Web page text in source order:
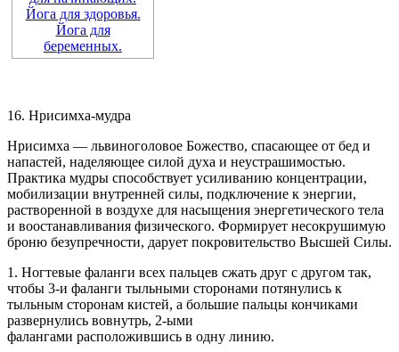
16. Нрисимха-мудра
Нрисимха — львиноголовое Божество, спасающее от бед и
напастей, наделяющее силой духа и неустрашимостью.
Практика мудры способствует усиливанию концентрации,
мобилизации внутренней силы, подключение к энергии,
растворенной в воздухе для насыщения энергетического тела
и воостанавливания физического. Формирует несокрушимую
броню безупречности, дарует покровительство Высшей Силы.
1. Ногтевые фаланги всех пальцев сжать друг с другом так,
чтобы 3-и фаланги тыльными сторонами потянулись к
тыльным сторонам кистей, а большие пальцы кончиками
развернулись вовнутрь, 2-ыми
фалангами расположившись в одну линию.